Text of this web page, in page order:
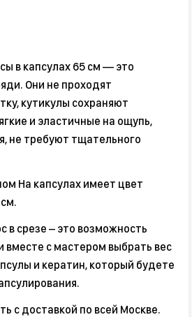
в капсулах 65 см — это
Они не проходят
кутикулы сохраняют
и эластичные на ощупь,
не требуют тщательного
На капсулах имеет цвет
в срезе – это возможность
вместе с мастером выбрать вес
и кератин, который будете
с доставкой по всей Москве.